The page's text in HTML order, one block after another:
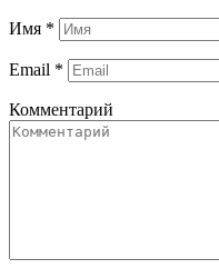
Имя *
Email *
Комментарий